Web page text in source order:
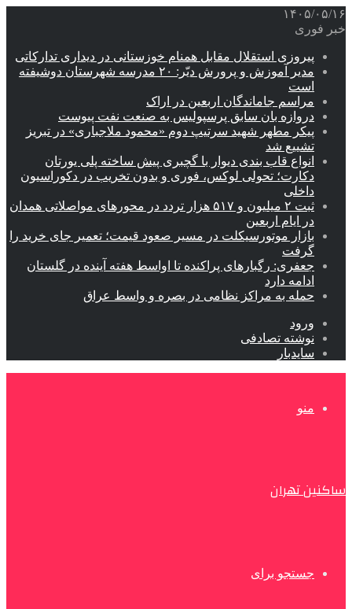
۱۴۰۵/۰۵/۱۶
خبر فوری
پیروزی استقلال مقابل همنام خوزستانی در دیداری تدارکاتی
مدیر آموزش و پرورش دیّر: ۲۰ مدرسه شهرستان دوشیفته
است
مراسم جاماندگان اربعین در اراک
دروازه بان سابق پرسپولیس به صنعت نفت پیوست
پیکر مطهر شهید سرتیپ دوم «محمود ملاجباری» در تبریز
تشییع شد
انواع قاب بندی دیوار با گچبری پیش ساخته پلی یورتان
دکارت؛ تحولی لوکس، فوری و بدون تخریب در دکوراسیون
داخلی
ثبت ۲ میلیون و ۵۱۷ هزار تردد در محورهای مواصلاتی همدان
در ایام اربعین
بازار موتورسیکلت در مسیر صعود قیمت؛ تعمیر جای خرید را
گرفت
جعفری: رگبارهای پراکنده تا اواسط هفته آینده در گلستان
ادامه دارد
حمله به مراکز نظامی در بصره و واسط عراق
ورود
نوشته تصادفی
سایدبار
منو
ساکنین تهران
جستجو برای